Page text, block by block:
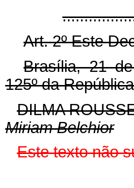
Art. 2º Este
Brasília, 21
125º da
DILMA
Miriam Belchior
Este texto não